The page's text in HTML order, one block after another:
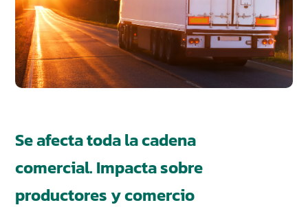
Se afecta toda la cadena
comercial. Impacta sobre
productores y comercio